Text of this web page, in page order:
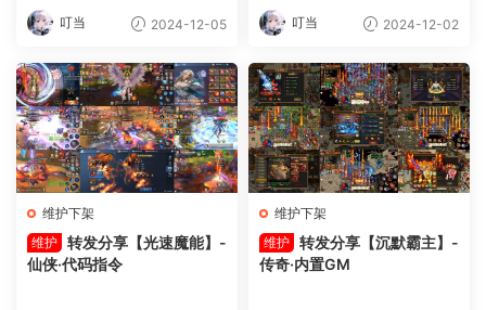
叮当 2024-12-05 叮当 2024-12-02
维护下架
维护 转发分享【光速魔能】-
仙侠·代码指令
维护下架
维护 转发分享【沉默霸主】-
传奇·内置GM